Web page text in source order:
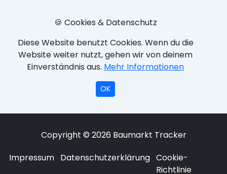
🍪 Cookies & Datenschutz
Diese Website benutzt Cookies. Wenn du die
Website weiter nutzt, gehen wir von deinem
Einverständnis aus. Mehr Informationen
OK
Copyright © 2026 Baumarkt Tracker
Impressum Datenschutzerklärung Cookie-
Richtlinie